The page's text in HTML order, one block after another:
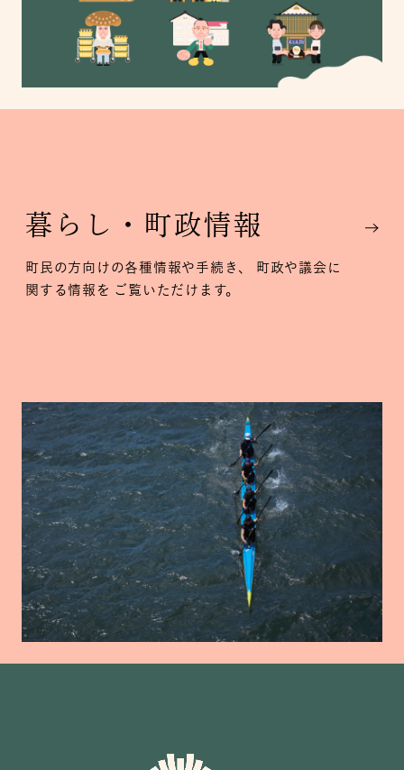
暮らし・ 町政情報
町民の方向けの各種情報や手続き、
町政や議会に
関する情報を ご覧いただけます。